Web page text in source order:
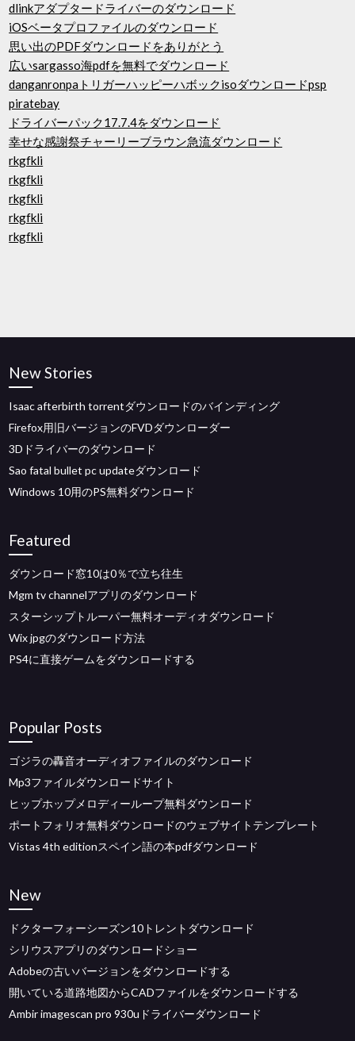
dlinkアダプタードライバーのダウンロード
iOSベータプロファイルのダウンロード
思い出のPDFダウンロードをありがとう
広いsargasso海pdfを無料でダウンロード
danganronpaトリガーハッピーハボックisoダウンロードpsp
piratebay
ドライバーパック17.7.4をダウンロード
幸せな感謝祭チャーリーブラウン急流ダウンロード
rkgfkli
rkgfkli
rkgfkli
rkgfkli
rkgfkli
New Stories
Isaac afterbirth torrentダウンロードのバインディング
Firefox用旧バージョンのFVDダウンローダー
3Dドライバーのダウンロード
Sao fatal bullet pc updateダウンロード
Windows 10用のPS無料ダウンロード
Featured
ダウンロード窓10は0％で立ち往生
Mgm tv channelアプリのダウンロード
スターシップトルーパー無料オーディオダウンロード
Wix jpgのダウンロード方法
PS4に直接ゲームをダウンロードする
Popular Posts
ゴジラの轟音オーディオファイルのダウンロード
Mp3ファイルダウンロードサイト
ヒップホップメロディーループ無料ダウンロード
ポートフォリオ無料ダウンロードのウェブサイトテンプレート
Vistas 4th editionスペイン語の本pdfダウンロード
New
ドクターフォーシーズン10トレントダウンロード
シリウスアプリのダウンロードショー
Adobeの古いバージョンをダウンロードする
開いている道路地図からCADファイルをダウンロードする
Ambir imagescan pro 930uドライバーダウンロード